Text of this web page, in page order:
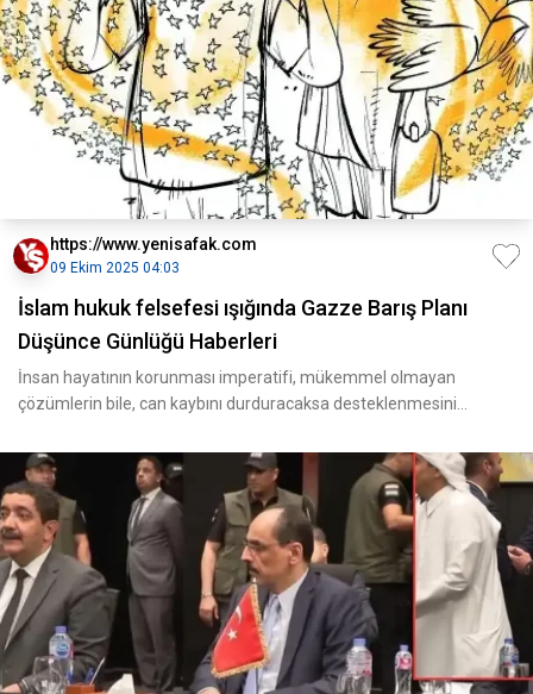
https://www.yenisafak.com
09 Ekim 2025 04:03
İslam hukuk felsefesi ışığında Gazze Barış Planı
Düşünce Günlüğü Haberleri
İnsan hayatının korunması imperatifi, mükemmel olmayan
çözümlerin bile, can kaybını durduracaksa desteklenmesini